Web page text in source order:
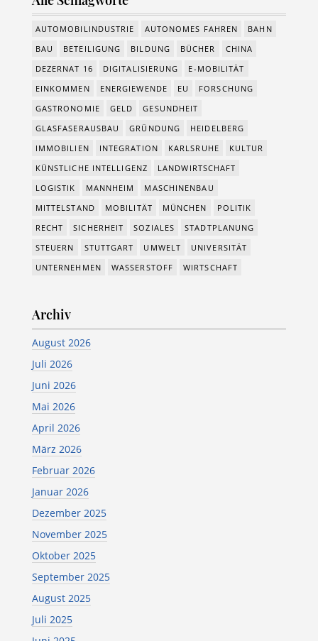
AUTOMOBILINDUSTRIE AUTONOMES FAHREN
BAHN
BAU
BETEILIGUNG BILDUNG BÜCHER
CHINA
DEZERNAT 16
DIGITALISIERUNG
E-MOBILITÄT
EINKOMMEN
ENERGIEWENDE EU
FORSCHUNG
GASTRONOMIE
GELD
GESUNDHEIT
GLASFASERAUSBAU
GRÜNDUNG
HEIDELBERG
IMMOBILIEN
INTEGRATION KARLSRUHE
KULTUR
KÜNSTLICHE INTELLIGENZ
LANDWIRTSCHAFT
LOGISTIK
MANNHEIM
MASCHINENBAU
MITTELSTAND
MOBILITÄT MÜNCHEN
POLITIK
RECHT
SICHERHEIT SOZIALES
STADTPLANUNG
STEUERN
STUTTGART UMWELT
UNIVERSITÄT
UNTERNEHMEN
WASSERSTOFF WIRTSCHAFT
Archiv
August 2026
Juli 2026
Juni 2026
Mai 2026
April 2026
März 2026
Februar 2026
Januar 2026
Dezember 2025
November 2025
Oktober 2025
September 2025
August 2025
Juli 2025